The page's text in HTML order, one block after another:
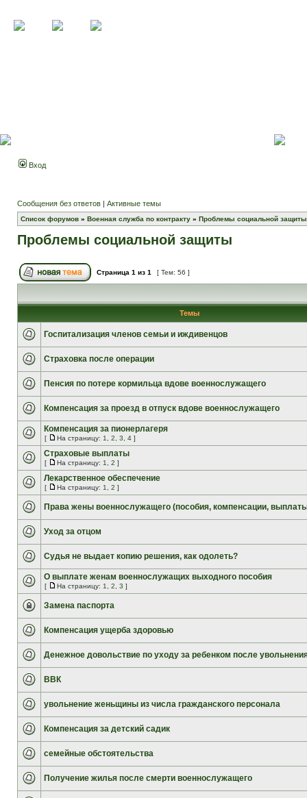
Вход
Сообщения без ответов | Активные темы
Список форумов » Военная служба по контракту » Проблемы социальной защиты
Проблемы социальной защиты
Страница 1 из 1 [ Тем: 56 ]
Темы
Госпитализация членов семьи и иждивенцов
Страховка после операции
Пенсия по потере кормильца вдове военнослужащего
Компенсация за проезд в отпуск вдове военнослужащего
Компенсация за пионерлагеря
[ На страницу: 1 2 3 4 ]
Страховые выплаты
[ На страницу: 1 2 ]
Лекарственное обеспечение
[ На страницу: 1 2 ]
Права жены военнослужащего (пособия, компенсации,
Уход за отцом
Судья не выдает копию решения, как одолеть?
О выплате женам военнослужащих выходного пособия
[ На страницу: 1 2 3 ]
Замена паспорта
Компенсация ущерба здоровью
Денежное довольствие по уходу за ребенком после
ВВК
увольнение женьщины из числа гражданского персонала
Компенсация за детский садик
семейные обстоятельства
Получение жилья после смерти военнослужащего